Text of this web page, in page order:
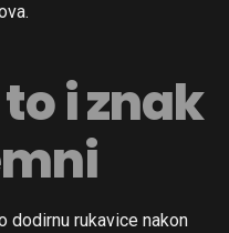
i znak
dodirnu rukavice nakon